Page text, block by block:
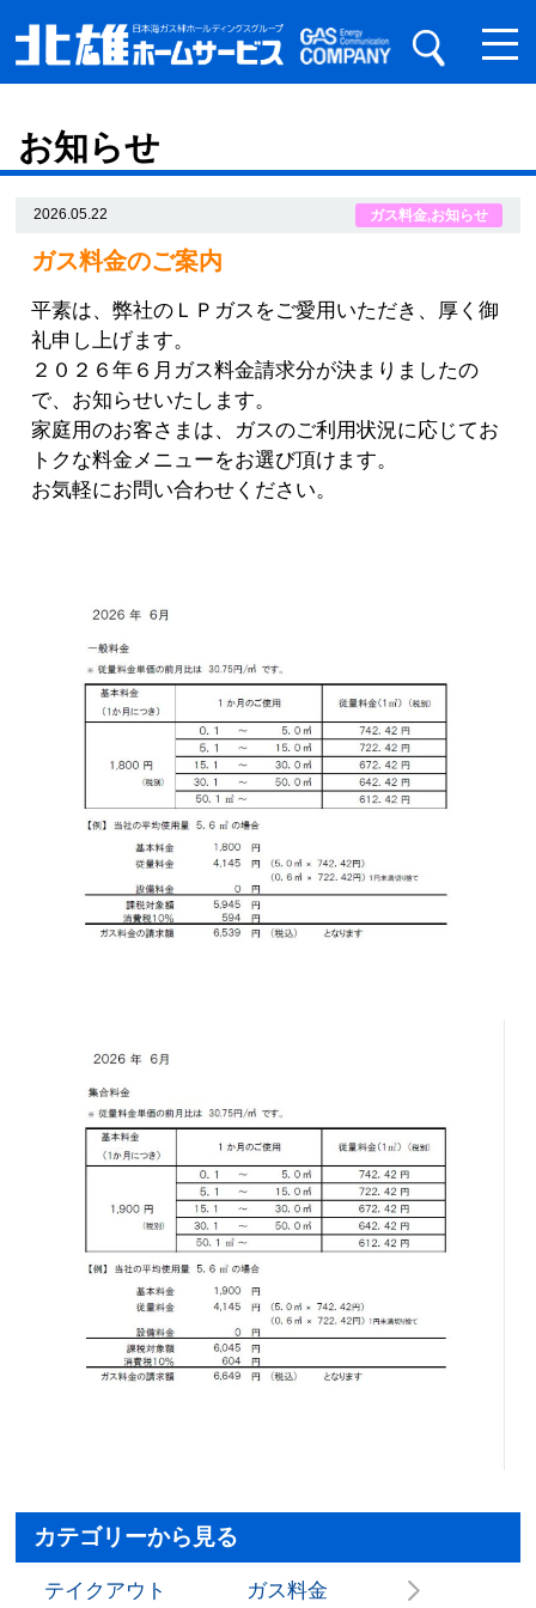
お知らせ
2026.05.22 ガス料金,お知らせ
ガス料金のご案内
平素は、弊社のＬＰガスをご愛用いただき、厚く御
礼申し上げます。
２０２６年６月ガス料金請求分が決まりましたの
で、お知らせいたします。
家庭用のお客さまは、ガスのご利用状況に応じてお
トクな料金メニューをお選び頂けます。
お気軽にお問い合わせください。
カテゴリーから見る
テイクアウト ガス料金